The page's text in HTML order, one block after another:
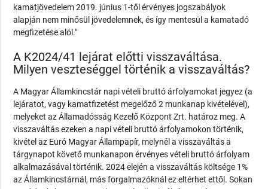
kamatjövedelem 2019. június 1-től érvényes jogszabályok
alapján nem minősül jövedelemnek, és így mentesül a kamatadó
megfizetése alól."
A K2024/41 lejárat előtti visszaváltása.
Milyen veszteséggel történik a visszaváltás?
A Magyar Államkincstár napi vételi bruttó árfolyamokat jegyez (a
lejáratot, vagy kamatfizetést megelőző 2 munkanap kivételével),
melyeket az Államadósság Kezelő Központ Zrt. határoz meg. A
visszaváltás ezeken a napi vételi bruttó árfolyamokon történik,
kivétel az Euró Magyar Állampapír, melynél a visszaváltás a
tárgynapot követő munkanapon érvényes vételi bruttó árfolyam
alkalmazásával történik. 2024 elején a visszaváltás költsége 1%
az Államkincstárnál, más forgalmazóknál ez eltérhet ettől. Sokan